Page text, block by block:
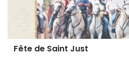
Fête de Saint Just